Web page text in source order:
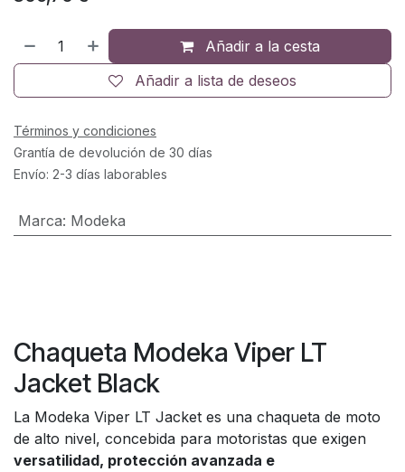
Añadir a la cesta
Añadir a lista de deseos
Términos y condiciones
Grantía de devolución de 30 días
Envío: 2-3 días laborables
Marca: Modeka
Chaqueta Modeka Viper LT
Jacket Black
La Modeka Viper LT Jacket es una chaqueta de moto
de alto nivel, concebida para motoristas que exigen
versatilidad, protección avanzada e